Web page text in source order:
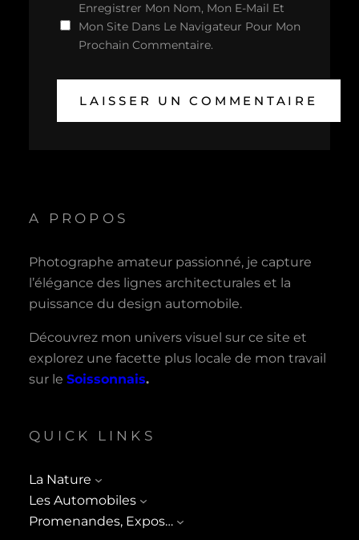
Enregistrer Mon Nom, Mon E-Mail Et
Mon Site Dans Le Navigateur Pour Mon
Prochain Commentaire.
A PROPOS
Photographe amateur passionné, je capture
l’élégance des lignes architecturales et la
puissance du design automobile.
Découvrez mon univers visuel sur ce site et
explorez une facette plus locale de mon travail
sur le Soissonnais.
QUICK LINKS
La Nature
Les Automobiles
Promenandes, Expos…